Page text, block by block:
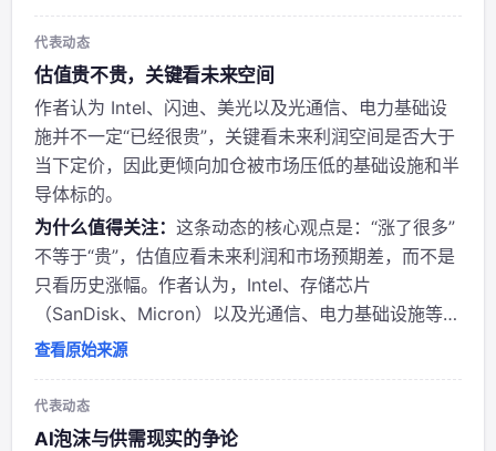
这一判断，意在强调“AI 不是纯情绪炒作...
代表动态
估值贵不贵，关键看未来空间
作者认为 Intel、闪迪、美光以及光通信、电力基础设
施并不一定“已经很贵”，关键看未来利润空间是否大于
当下定价，因此更倾向加仓被市场压低的基础设施和半
导体标的。
为什么值得关注： 这条动态的核心观点是：“涨了很多”
不等于“贵”，估值应看未来利润和市场预期差，而不是
只看历史涨幅。作者认为，Intel、存储芯片
（SanDisk、Micron）以及光通信、电力基础设施等方
向仍存在较大上行空间，因此选择加仓被市场过度压低
@damnang2 明显偏向成长/主题...
查看原始来源
代表动态
AI泡沫与供需现实的争论